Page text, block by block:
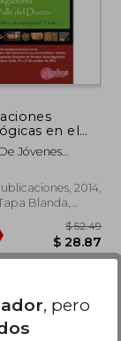
dcto.
en el
Duero: Del
a la
las ii Jornadas
de Octubre de
(en
Español,
Jóvenes
2014,
Blanda,
, pero